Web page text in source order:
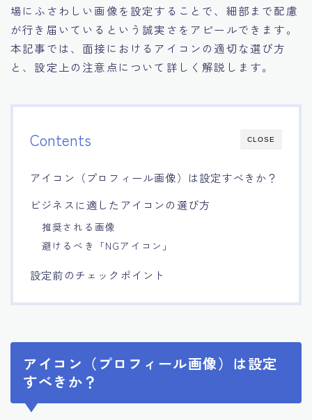
16.エージェントと良好な関係を築く方法
17.面接でブランクを効果的に伝える方法
場にふさわしい画像を設定することで、細部まで配慮
が行き届いているという誠実さをアピールできます。
本記事では、面接におけるアイコンの適切な選び方
と、設定上の注意点について詳しく解説します。
CLOSE
Contents
アイコン（プロフィール画像）は設定すべきか？
ビジネスに適したアイコンの選び方
推奨される画像
避けるべき「NGアイコン」
設定前のチェックポイント
アイコン（プロフィール画像）は設定
すべきか？